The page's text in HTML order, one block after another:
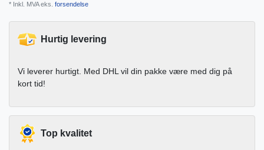
* Inkl. MVA eks. forsendelse
Hurtig levering
Vi leverer hurtigt. Med DHL vil din pakke være med dig på
kort tid!
Top kvalitet